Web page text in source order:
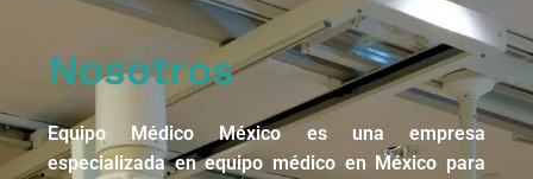
Nosotros
Equipo Médico México es una empresa
especializada en equipo médico en México para